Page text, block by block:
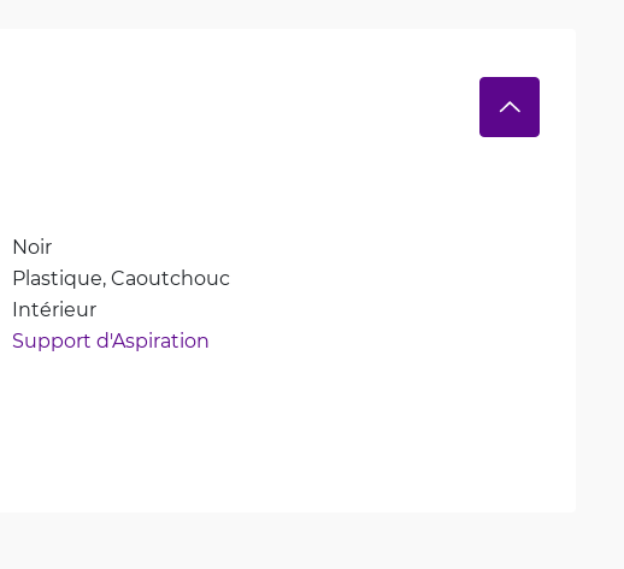
Noir
Plastique, Caoutchouc
Intérieur
Support d'Aspiration